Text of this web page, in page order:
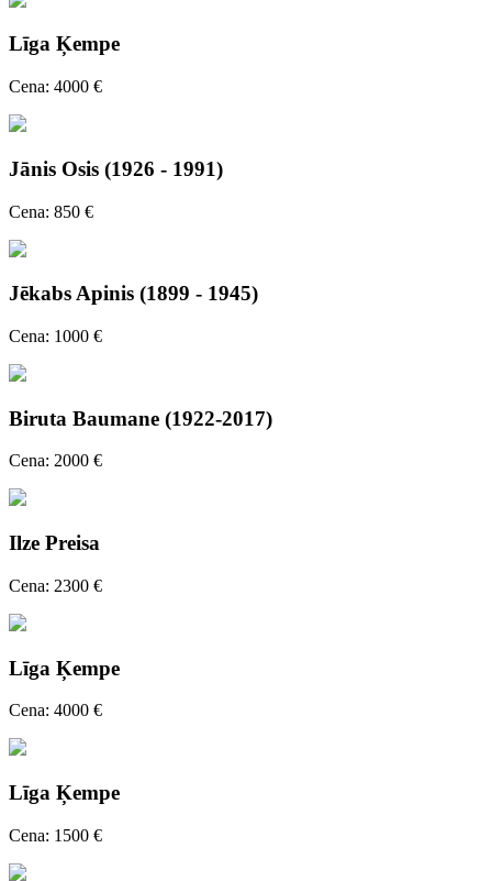
Līga Ķempe
Cena: 4000 €
Jānis Osis (1926 - 1991)
Cena: 850 €
Jēkabs Apinis (1899 - 1945)
Cena: 1000 €
Biruta Baumane (1922-2017)
Cena: 2000 €
Ilze Preisa
Cena: 2300 €
Līga Ķempe
Cena: 4000 €
Līga Ķempe
Cena: 1500 €